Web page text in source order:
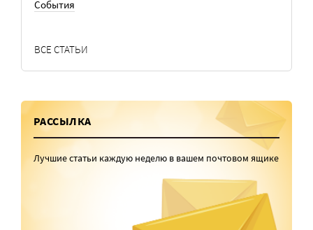
События
ВСЕ СТАТЬИ
РАССЫЛКА
Лучшие статьи каждую неделю в вашем почтовом ящике